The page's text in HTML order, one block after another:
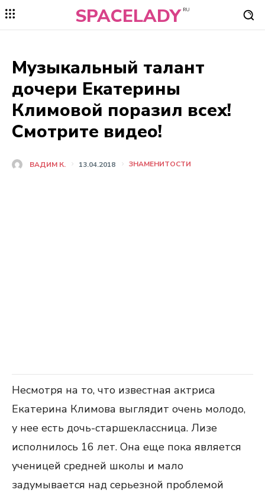
SPACELADY RU
Музыкальный талант
дочери Екатерины
Климовой поразил всех!
Смотрите видео!
ВАДИМ К. 13.04.2018 ЗНАМЕНИТОСТИ
Несмотря на то, что известная актриса
Екатерина Климова выглядит очень молодо,
у нее есть дочь-старшеклассница. Лизе
исполнилось 16 лет. Она еще пока является
ученицей средней школы и мало
задумывается над серьезной проблемой